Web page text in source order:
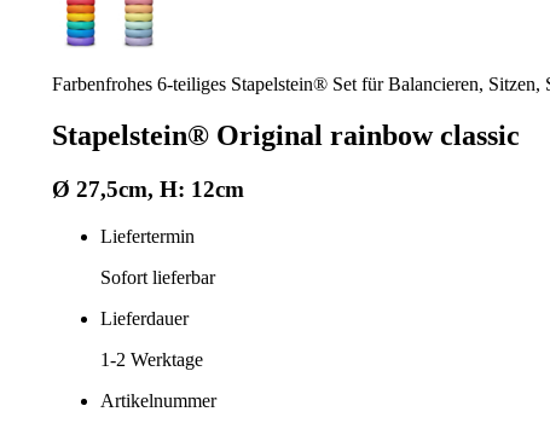
Farbenfrohes 6-teiliges Stapelstein® Set für Balancieren,
Stapelstein® Original rainbow classic
Ø 27,5cm, H: 12cm
Liefertermin
Sofort lieferbar
Lieferdauer
1-2 Werktage
Artikelnummer